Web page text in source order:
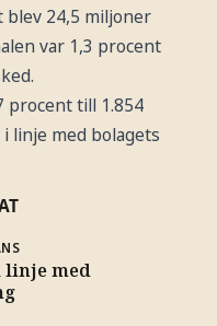
24,5 miljoner
var 1,3 procent
procent till 1.854
linje med bolagets
med